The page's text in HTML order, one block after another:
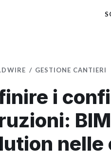
GESTIONE CANTIERI
i